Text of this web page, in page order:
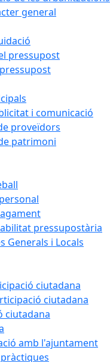
general
pressupost
i comunicació
proveïdors
patrimoni
pressupostària
Generals i Locals
ciutadana
ciutadana
ciutadana
amb l'ajuntament